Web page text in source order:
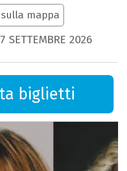
sulla mappa
SETTEMBRE 2026
biglietti